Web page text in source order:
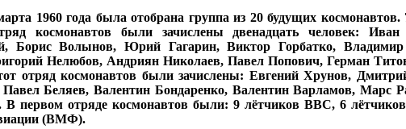
1960 года была отобрана группа из 20 будущих космонавтов.
космонавтов были зачислены двенадцать человек:
Борис Волынов, Юрий Гагарин, Виктор Горбатко,
Нелюбов, Андриян Николаев, Павел Попович, Герман
отряд космонавтов были зачислены: Евгений Хрунов,
Беляев, Валентин Бондаренко, Валентин Варламов, Марс
В первом отряде космонавтов были: 9 лётчиков ВВС, 6
(ВМФ).